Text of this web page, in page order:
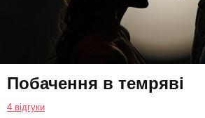
Побачення в темряві
4 відгуки